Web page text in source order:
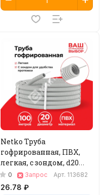
Netko Труба
гофрированная, ПВХ,
легкая, с зондом, d20
мм, серая, 100м "УП"
(аналог 69784)
0 Запрос Арт. 113682
26.78 ₽